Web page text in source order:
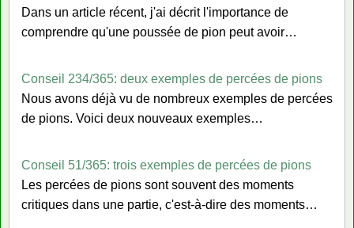
Dans un article récent, j'ai décrit l'importance de
comprendre qu'une poussée de pion peut avoir…
Conseil 234/365: deux exemples de percées de pions
Nous avons déjà vu de nombreux exemples de percées
de pions. Voici deux nouveaux exemples…
Conseil 51/365: trois exemples de percées de pions
Les percées de pions sont souvent des moments
critiques dans une partie, c'est-à-dire des moments…